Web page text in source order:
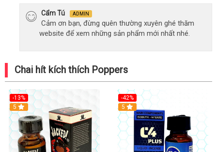
Cẩm Tú ADMIN
Cảm ơn bạn, đừng quên thường xuyên ghé thăm
website để xem những sản phẩm mới nhất nhé.
Chai hít kích thích Poppers
-13%
5
-42%
5